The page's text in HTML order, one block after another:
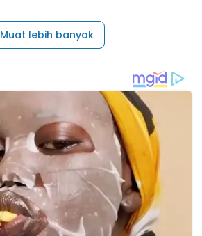
Muat lebih banyak